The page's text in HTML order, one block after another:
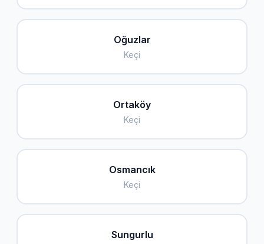
Oğuzlar
Keçi
Ortaköy
Keçi
Osmancık
Keçi
Sungurlu